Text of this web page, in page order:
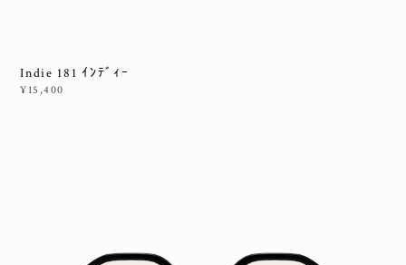
Indie 181 ｲﾝﾃﾞｨｰ
¥15,400